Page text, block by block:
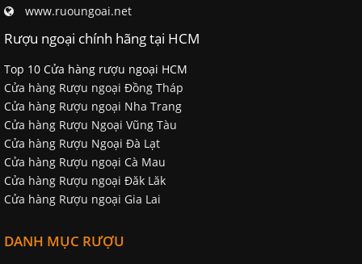
www.ruoungoai.net
Rượu ngoại chính hãng tại HCM
Top 10 Cửa hàng rượu ngoại HCM
Cửa hàng Rượu ngoại Đồng Tháp
Cửa hàng Rượu ngoại Nha Trang
Cửa hàng Rượu Ngoại Vũng Tàu
Cửa hàng Rượu Ngoại Đà Lạt
Cửa hàng Rượu ngoại Cà Mau
Cửa hàng Rượu ngoại Đăk Lăk
Cửa hàng Rượu ngoại Gia Lai
DANH MỤC RƯỢU